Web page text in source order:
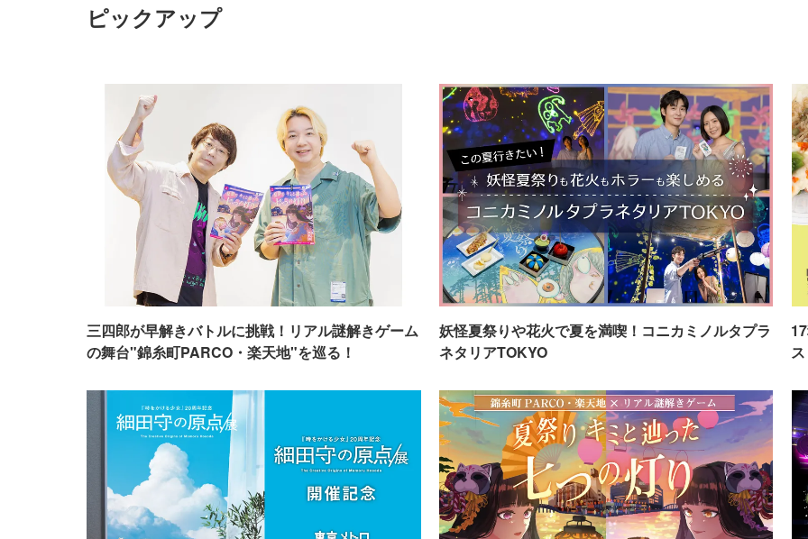
ピックアップ
三四郎が早解きバトルに挑戦！リアル謎解きゲーム
の舞台"錦糸町PARCO・楽天地"を巡る！
妖怪夏祭りや花火で夏を満喫！コニカミノルタプラ
ネタリアTOKYO